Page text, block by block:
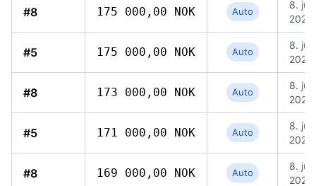
#8 175 000,00 NOK Auto
8. juni
#5 175 000,00 NOK Auto
8. juni
#8 173 000,00 NOK Auto
8. juni
#5 171 000,00 NOK Auto
8. juni
#8 169 000,00 NOK Auto
8. juni